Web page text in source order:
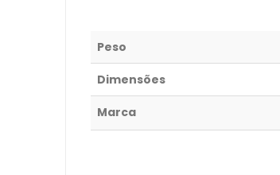
Peso
Dimensões
Marca